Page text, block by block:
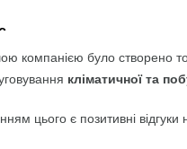
компанією було створено
кліматичної та
цього є позитивні відгуки